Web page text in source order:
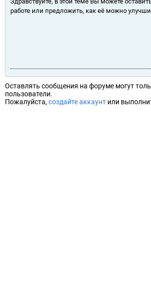
работе или предложить, как её можно
Оставлять сообщения на форуме могут
пользователи.
Пожалуйста, создайте аккаунт или